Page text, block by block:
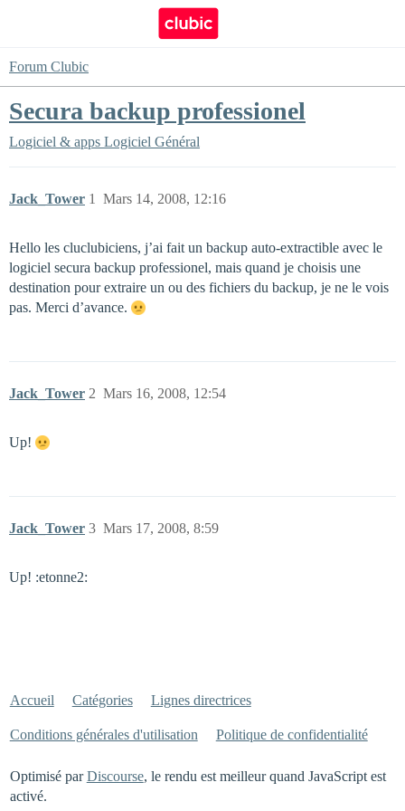
Forum Clubic
Secura backup professionel
Logiciel & apps Logiciel Général
Jack_Tower Mars 14, 2008, 12:16
1
Hello les cluclubiciens, j’ai fait un backup auto-extractible avec le
logiciel secura backup professionel, mais quand je choisis une
destination pour extraire un ou des fichiers du backup, je ne le vois
pas. Merci d’avance.
Jack_Tower Mars 16, 2008, 12:54
2
Up!
Jack_Tower Mars 17, 2008, 8:59
3
Up! :etonne2:
Accueil Catégories Lignes directrices
Conditions générales d'utilisation Politique de confidentialité
Optimisé parDiscourse, le rendu est meilleur quand JavaScript est
activé.